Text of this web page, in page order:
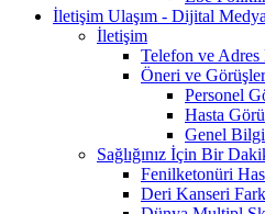
İletişim Ulaşım - Dijital Medya
İletişim
Telefon ve
Öneri ve
Personel
Hasta
Genel
Sağlığınız İçin Bir
Fenilketonüri
Deri Kanseri